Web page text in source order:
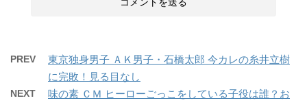
PREV
東京独身男子 ＡＫ男子・石橋太郎 今カレの糸井立樹
に完敗！見る目なし
NEXT
味の素 ＣＭ ヒーローごっこをしている子役は誰？お